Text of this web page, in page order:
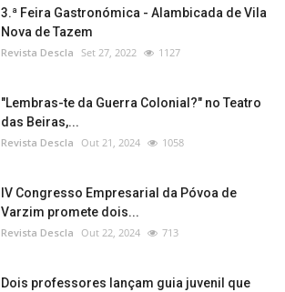
3.ª Feira Gastronómica - Alambicada de Vila
Nova de Tazem
Revista Descla Set 27, 2022 1127
"Lembras-te da Guerra Colonial?" no Teatro
das Beiras,...
Revista Descla Out 21, 2024 1058
IV Congresso Empresarial da Póvoa de
Varzim promete dois...
Revista Descla Out 22, 2024 713
Dois professores lançam guia juvenil que